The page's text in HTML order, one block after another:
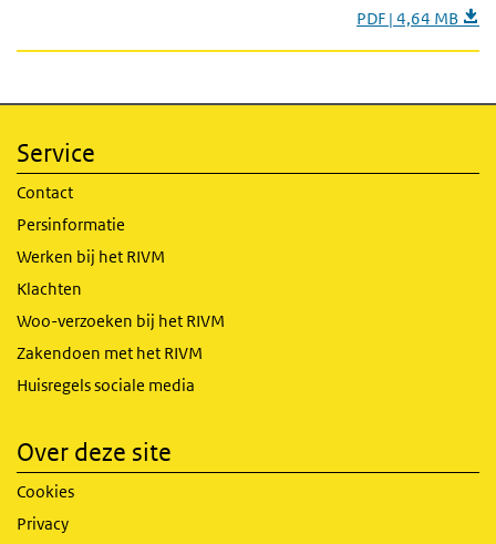
PDF | 4,64 MB
Service
Contact
Persinformatie
Werken bij het RIVM
Klachten
Woo-verzoeken bij het RIVM
Zakendoen met het RIVM
Huisregels sociale media
Over deze site
Cookies
Privacy